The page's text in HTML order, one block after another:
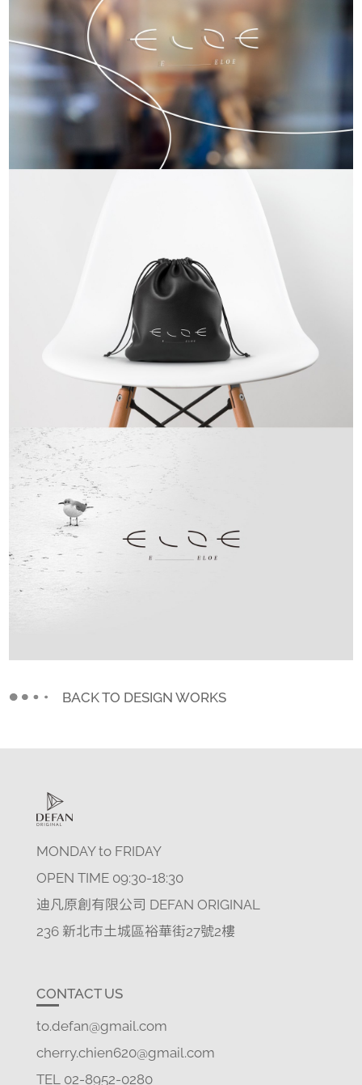
BACK TO DESIGN WORKS
MONDAY to FRIDAY
OPEN TIME 09:30-18:30
迪凡原創有限公司 DEFAN ORIGINAL
236 新北市土城區裕華街27號2樓
CONTACT US
to.defan@gmail.com
cherry.chien620@gmail.com
TEL 02-8952-0280